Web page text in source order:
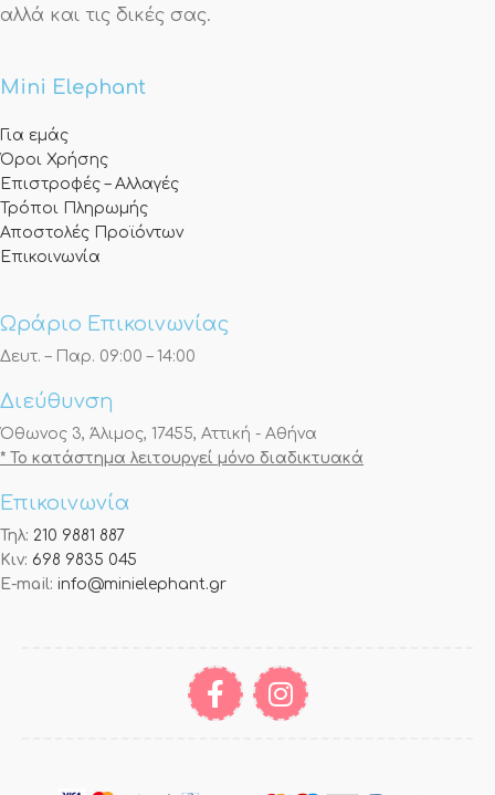
αλλά και τις δικές σας.
Mini Elephant
Για εμάς
Όροι Χρήσης
Επιστροφές – Αλλαγές
Τρόποι Πληρωμής
Αποστολές Προϊόντων
Επικοινωνία
Ωράριο Επικοινωνίας
Δευτ. – Παρ. 09:00 – 14:00
Διεύθυνση
Όθωνος 3, Άλιμος, 17455, Αττική - Αθήνα
* Το κατάστημα λειτουργεί μόνο διαδικτυακά
Επικοινωνία
Τηλ: 210 9881 887
Κιν: 698 9835 045
E-mail: info@minielephant.gr